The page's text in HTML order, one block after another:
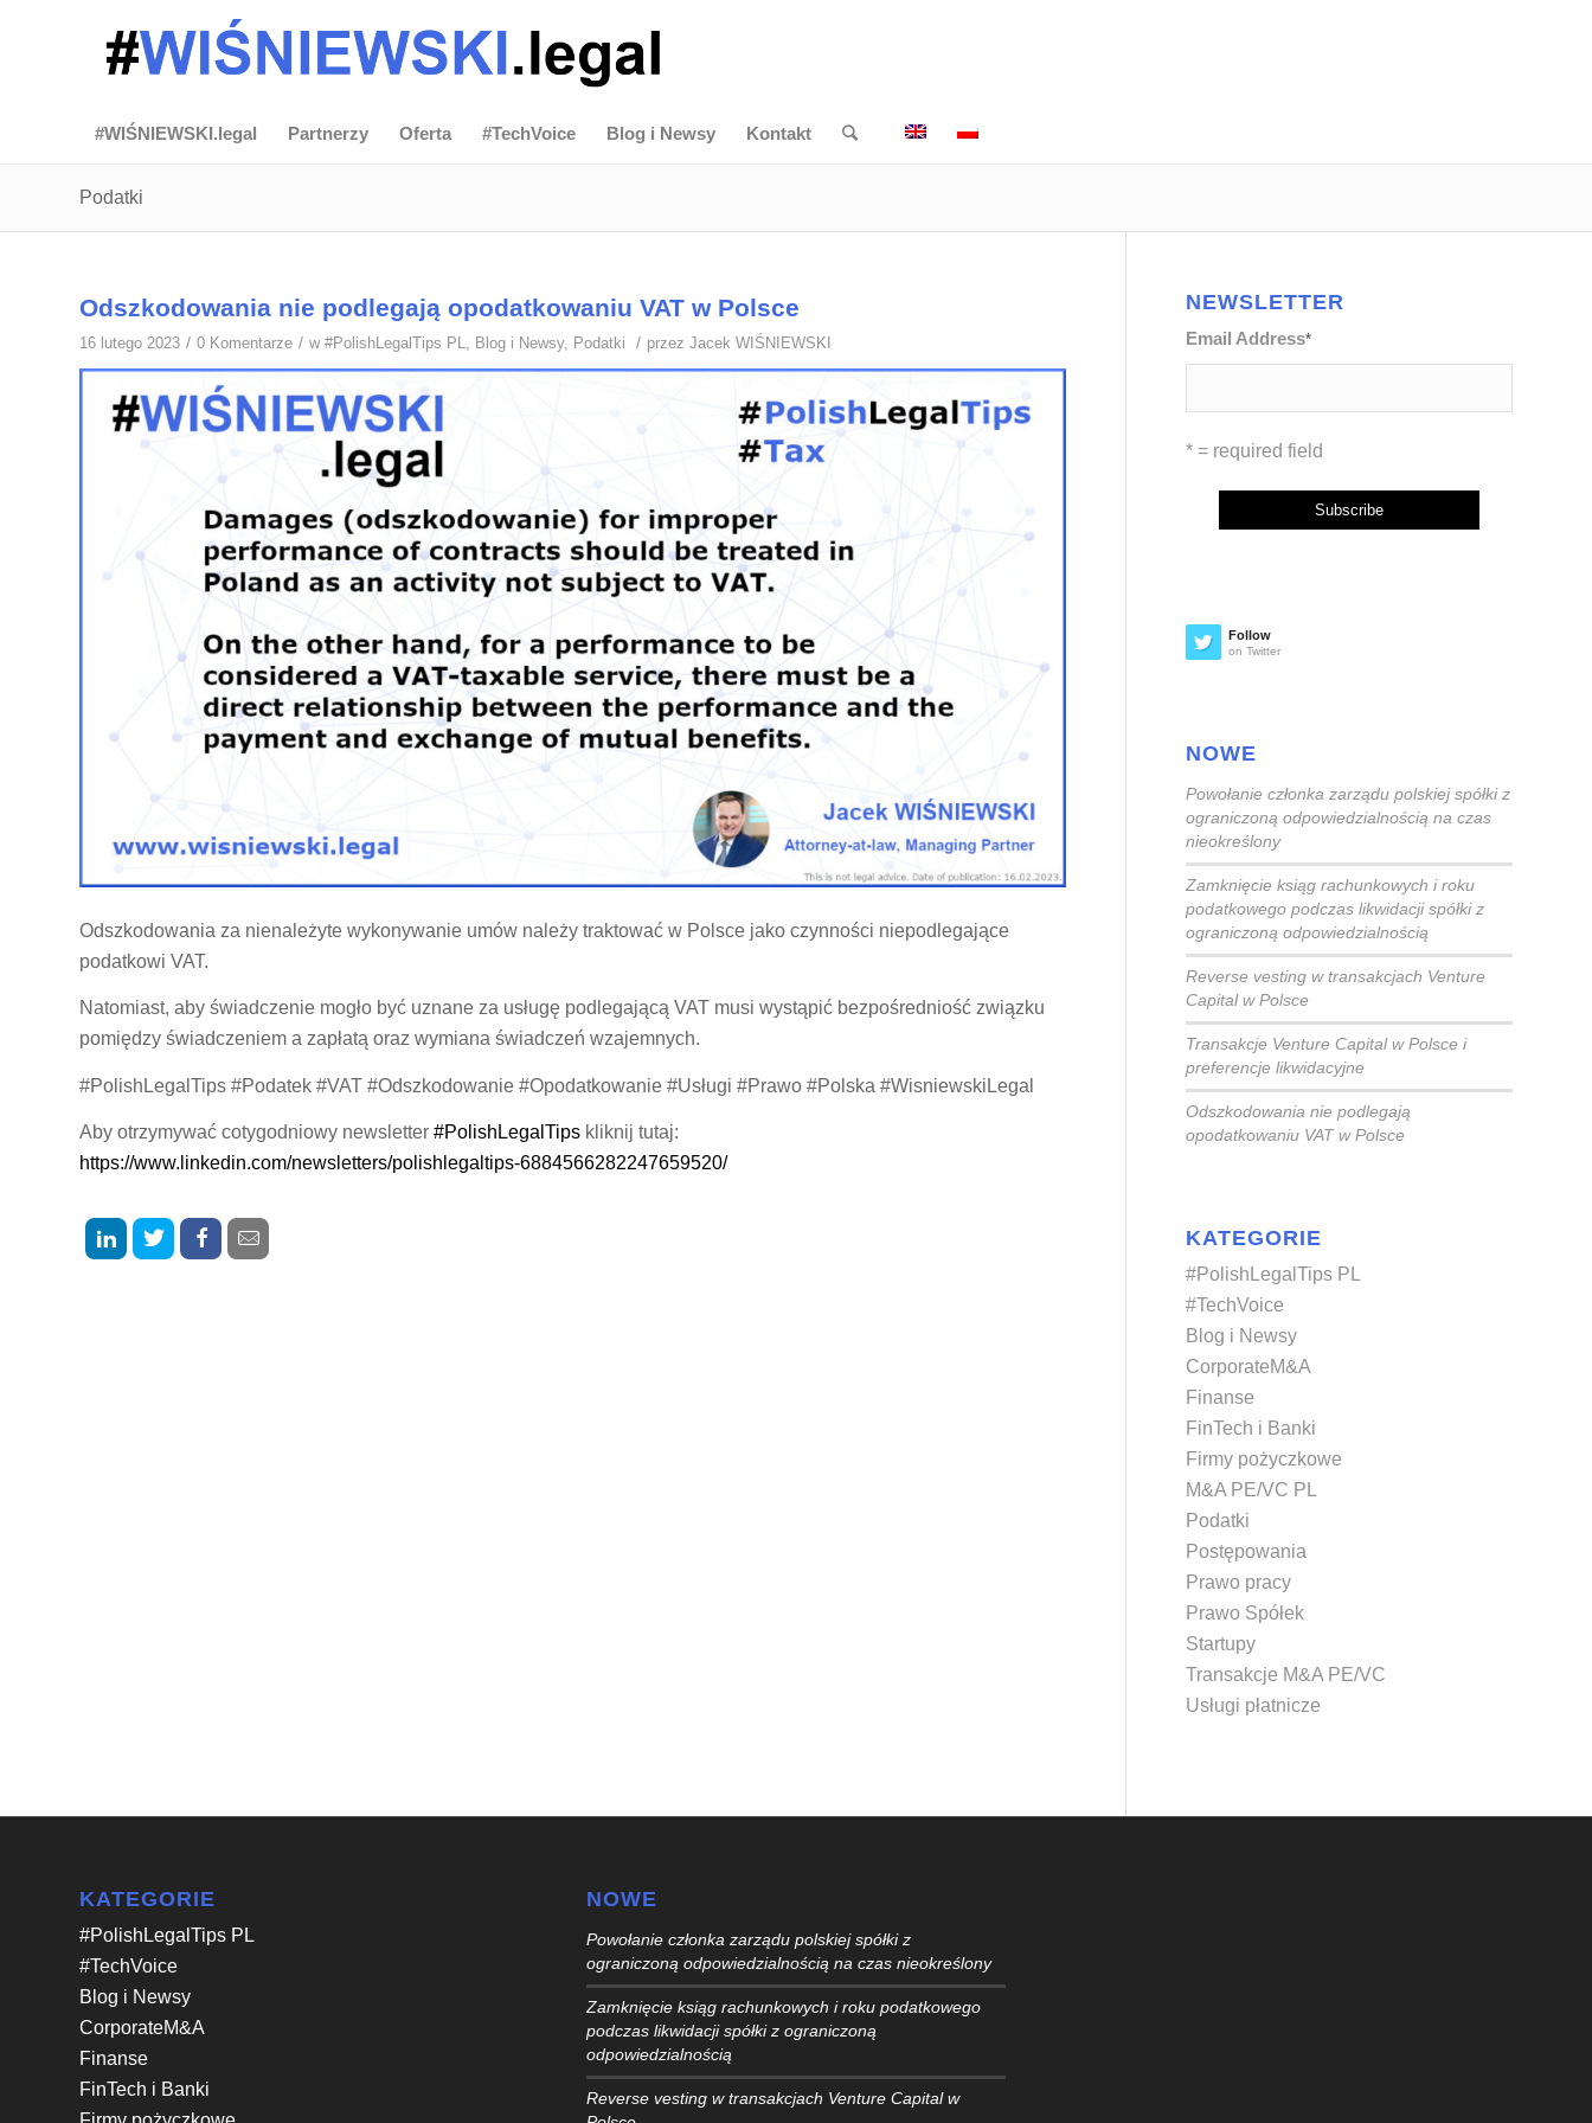
#WIŚNIEWSKI.legal Partnerzy Oferta #TechVoice Blog i Newsy Kontakt
Podatki
Odszkodowania nie podlegają opodatkowaniu VAT w Polsce
16 lutego 2023 / 0 Komentarze / w #PolishLegalTips PL, Blog i Newsy, Podatki / przez Jacek WIŚNIEWSKI
Odszkodowania za nienależyte wykonywanie umów należy traktować w Polsce jako czynności niepodlegające
podatkowi VAT.
Natomiast, aby świadczenie mogło być uznane za usługę podlegającą VAT musi wystąpić bezpośredniość związku
pomiędzy świadczeniem a zapłatą oraz wymiana świadczeń wzajemnych.
#PolishLegalTips #Podatek #VAT #Odszkodowanie #Opodatkowanie #Usługi #Prawo #Polska #WisniewskiLegal
Aby otrzymywać cotygodniowy newsletter #PolishLegalTips kliknij tutaj:
https://www.linkedin.com/newsletters/polishlegaltips-6884566282247659520/
NEWSLETTER
Email Address*
* = required field
Follow
on Twitter
NOWE
Powołanie członka zarządu polskiej spółki z
ograniczoną odpowiedzialnością na czas
nieokreślony
Zamknięcie ksiąg rachunkowych i roku
podatkowego podczas likwidacji spółki z
ograniczoną odpowiedzialnością
Reverse vesting w transakcjach Venture
Capital w Polsce
Transakcje Venture Capital w Polsce i
preferencje likwidacyjne
Odszkodowania nie podlegają
opodatkowaniu VAT w Polsce
KATEGORIE
#PolishLegalTips PL
#TechVoice
Blog i Newsy
CorporateM&A
Finanse
FinTech i Banki
Firmy pożyczkowe
M&A PE/VC PL
Podatki
Postępowania
Prawo pracy
Prawo Spółek
Startupy
Transakcje M&A PE/VC
Usługi płatnicze
KATEGORIE
#PolishLegalTips PL
#TechVoice
Blog i Newsy
CorporateM&A
Finanse
FinTech i Banki
NOWE
Powołanie członka zarządu polskiej spółki z
ograniczoną odpowiedzialnością na czas nieokreślony
Zamknięcie ksiąg rachunkowych i roku podatkowego
podczas likwidacji spółki z ograniczoną
odpowiedzialnością
Reverse vesting w transakcjach Venture Capital w